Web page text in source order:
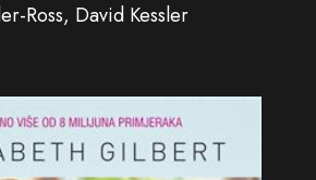
Ross, David Kessler